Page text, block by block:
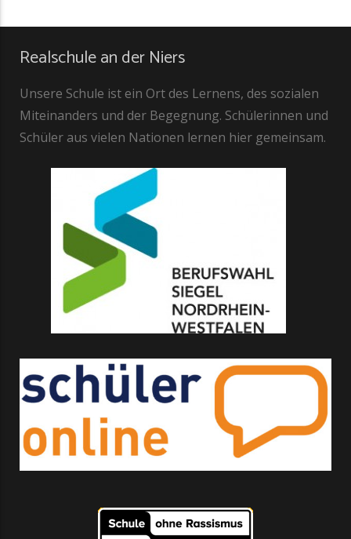
Realschule an der Niers
Unsere Schule ist ein Ort des Lernens, des sozialen
Miteinanders und der Begegnung. Schülerinnen und
Schüler aus vielen Nationen lernen hier gemeinsam.